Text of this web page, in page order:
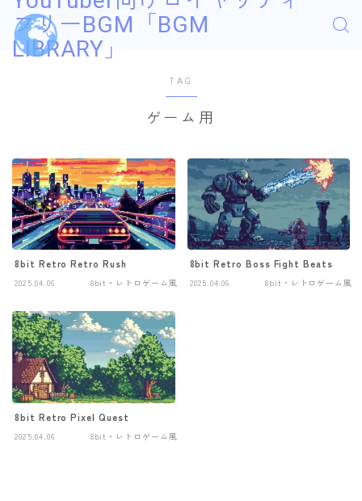
フリーBGM「BGM
LIBRARY」
TAG
ゲーム用
8bit Retro Retro Rush
2025.04.06 8bit・レトロゲーム風
8bit Retro Boss Fight Beats
2025.04.06 8bit・レトロゲーム風
8bit Retro Pixel Quest
2025.04.06 8bit・レトロゲーム風